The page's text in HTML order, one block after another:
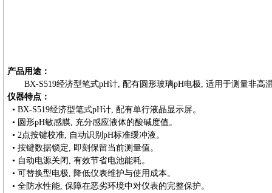
产品用途：
BX-S519经济型笔式pH计, 配有圆形玻璃pH电极, 适用于测量非高
仪器特点：
• BX-S519经济型笔式pH计, 配有单行液晶显示屏。
• 圆形pH敏感膜, 充分感应液体的酸碱度值。
• 2点按键校准, 自动识别pH标准缓冲液。
• 按键数据锁定, 即刻保留当前测量值。
• 自动电源关闭, 有效节省电池能耗。
• 可替换型电极, 降低仪表维护与使用成本。
• 全防水性能, 保障在恶劣环境中对仪表的完整保护。